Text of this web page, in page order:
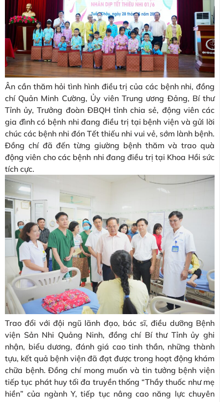
Ân cần thăm hỏi tình hình điều trị của các bệnh nhi, đồng
chí Quản Minh Cường, Ủy viên Trung ương Đảng, Bí thư
Tỉnh ủy, Trưởng đoàn ĐBQH tỉnh chia sẻ, động viên các
gia đình có bệnh nhi đang điều trị tại bệnh viện và gửi lời
chúc các bệnh nhi đón Tết thiếu nhi vui vẻ, sớm lành bệnh.
Đồng chí đã đến từng giường bệnh thăm và trao quà
động viên cho các bệnh nhi đang điều trị tại Khoa Hồi sức
tích cực.
Trao đổi với đội ngũ lãnh đạo, bác sĩ, điều dưỡng Bệnh
viện Sản Nhi Quảng Ninh, đồng chí Bí thư Tỉnh ủy ghi
nhận, biểu dương, đánh giá cao tinh thần, những thành
tựu, kết quả bệnh viện đã đạt được trong hoạt động khám
chữa bệnh. Đồng chí mong muốn và tin tưởng bệnh viện
tiếp tục phát huy tối đa truyền thống “Thầy thuốc như mẹ
hiền” của ngành Y, tiếp tục nâng cao năng lực chuyên